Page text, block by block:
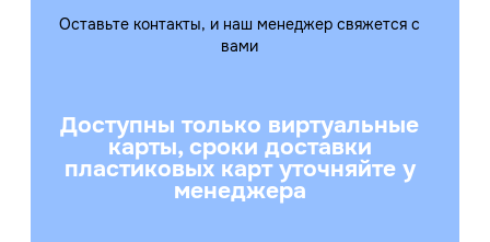
Оставьте контакты, и наш менеджер свяжется с
вами
Доступны только виртуальные
карты, сроки доставки
пластиковых карт уточняйте у
менеджера